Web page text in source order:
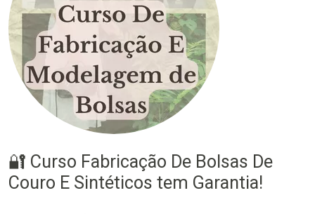
🔐 Curso Fabricação De Bolsas De
Couro E Sintéticos tem Garantia!